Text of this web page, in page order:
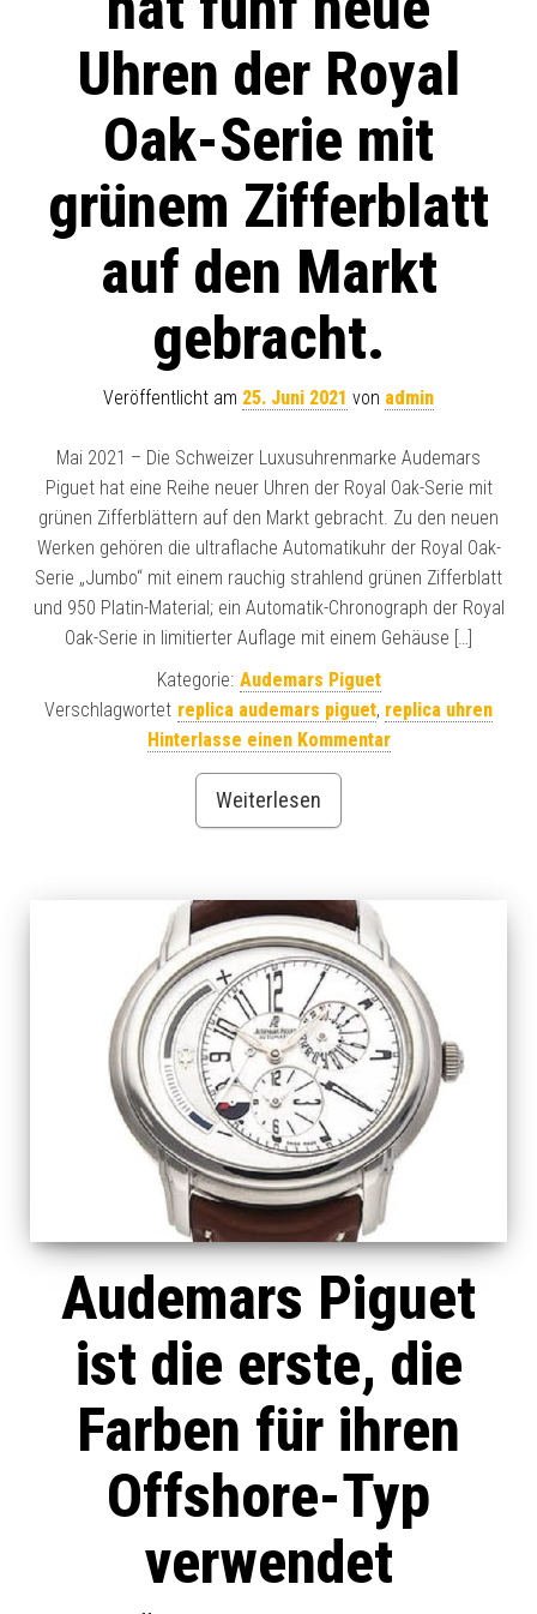
Uhren der Royal
Oak-Serie mit
grünem Zifferblatt
auf den Markt
gebracht.
Veröffentlicht am 25. Juni 2021 von admin
Mai 2021 – Die Schweizer Luxusuhrenmarke Audemars
Piguet hat eine Reihe neuer Uhren der Royal Oak-Serie mit
grünen Zifferblättern auf den Markt gebracht. Zu den neuen
Werken gehören die ultraflache Automatikuhr der Royal Oak-
Serie „Jumbo“ mit einem rauchig strahlend grünen Zifferblatt
und 950 Platin-Material; ein Automatik-Chronograph der Royal
Oak-Serie in limitierter Auflage mit einem Gehäuse […]
Kategorie: Audemars Piguet
Verschlagwortet replica audemars piguet, replica uhren
Hinterlasse einen Kommentar
Weiterlesen
Audemars Piguet
ist die erste, die
Farben für ihren
Offshore-Typ
verwendet